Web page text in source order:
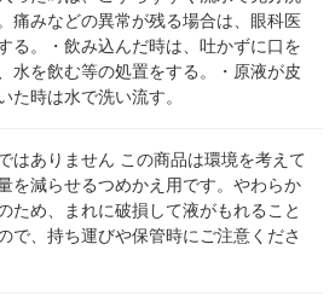
痛みなどの異常が残る場合は、眼科医
る。・飲み込んだ時は、吐かずに口を
水を飲む等の処置をする。・原液が皮
た時は水で洗い流す。
はありません この商品は環境を考えて
を減らせるつめかえ用です。やわらか
ため、まれに破損して液がもれること
で、持ち運びや保管時にご注意くださ